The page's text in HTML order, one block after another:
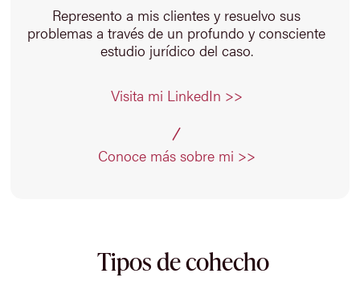
Represento a mis clientes y resuelvo sus
problemas a través de un profundo y consciente
estudio jurídico del caso.
Visita mi LinkedIn >>
Conoce más sobre mi >>
Tipos de cohecho